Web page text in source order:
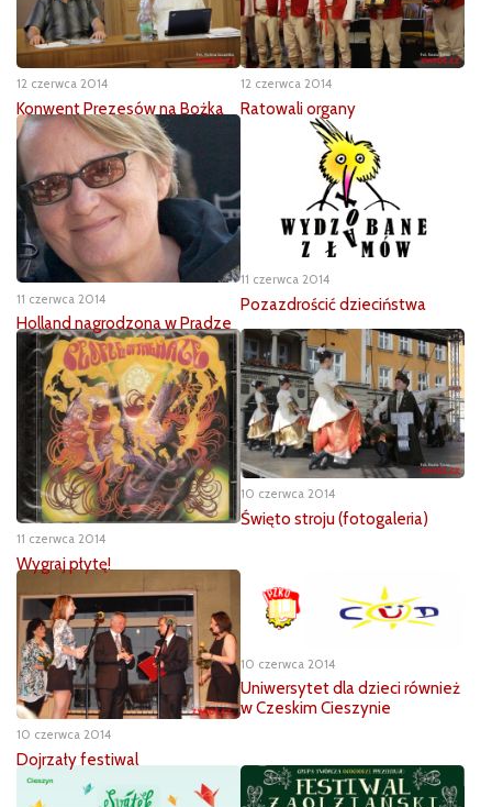
12 czerwca 2014
Konwent Prezesów na Bożka
12 czerwca 2014
Ratowali organy
11 czerwca 2014
Holland nagrodzona w Pradze
11 czerwca 2014
Pozazdrościć dzieciństwa
11 czerwca 2014
Wygraj płytę!
10 czerwca 2014
Święto stroju (fotogaleria)
10 czerwca 2014
Dojrzały festiwal
10 czerwca 2014
Uniwersytet dla dzieci również
w Czeskim Cieszynie